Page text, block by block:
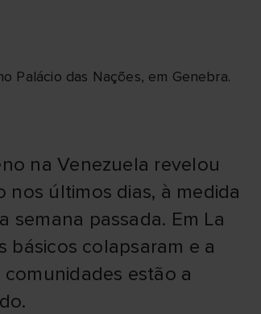
Palácio das Nações, em Genebra.
na Venezuela revelou
últimos dias, à medida
semana passada. Em La
básicos colapsaram e a
estão a